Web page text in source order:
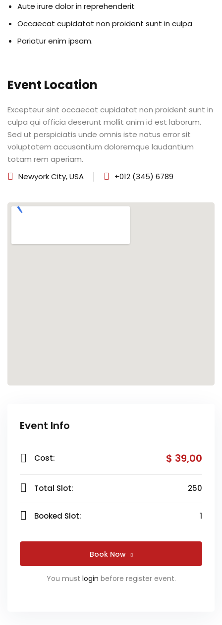
| Sophia
de TCC
TCC
a FATEF
Aute irure dolor in reprehenderit
Occaecat cupidatat non proident sunt in culpa
Pariatur enim ipsam.
Event Location
Excepteur sint occaecat cupidatat non proident sunt in
culpa qui officia deserunt mollit anim id est laborum.
Sed ut perspiciatis unde omnis iste natus error sit
voluptatem accusantium doloremque laudantium
totam rem aperiam.
Newyork City, USA
+012 (345) 6789
Event Info
Cost: $ 39,00
Total Slot: 250
Booked Slot: 1
Book Now
You must login before register event.